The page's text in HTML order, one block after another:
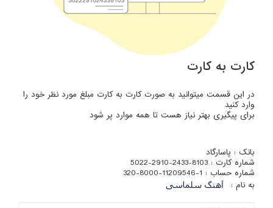
کارت به کارت
در این قسمت میتوانید به صورت کارت به کارت مبلغ مورد نظر خود را
وارد کنید
برای پیگیری بهتر نیاز هست تا همه موارد پر شود
بانک : پاسارگاد
شماره کارت : 8103-2433-2910-5022
شماره حساب : 1-11209546-8000-320
به نام :